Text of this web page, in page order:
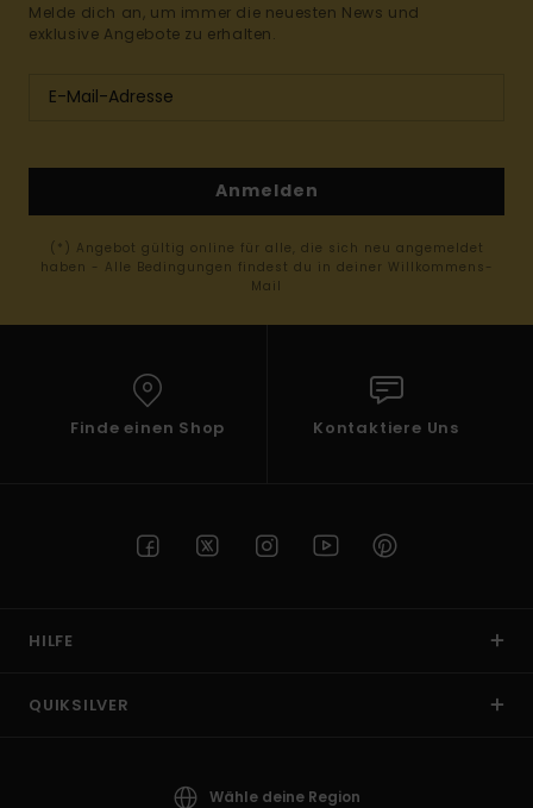
Melde dich an, um immer die neuesten News und
exklusive Angebote zu erhalten.
Anmelden
(*) Angebot gültig online für alle, die sich neu angemeldet
haben - Alle Bedingungen findest du in deiner Willkommens-
Mail
Finde einen Shop Kontaktiere Uns
HILFE
QUIKSILVER
Wähle deine Region